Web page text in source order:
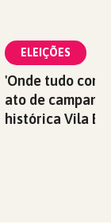
ELEIÇÕES
'Onde tudo
ato de
histórica Vila